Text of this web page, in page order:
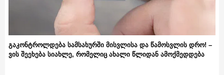
გაკონტროლდება სამსახურში მისვლისა და წამოსვლის დრო! –
ვის შეეხება სიახლე, რომელიც ახალი წლიდან ამოქმედდება